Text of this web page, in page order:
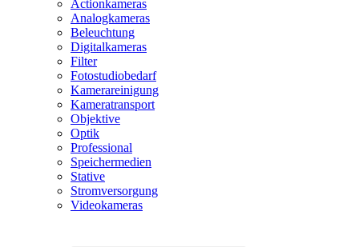
Actionkameras
Analogkameras
Beleuchtung
Digitalkameras
Filter
Fotostudiobedarf
Kamerareinigung
Kameratransport
Objektive
Optik
Professional
Speichermedien
Stative
Stromversorgung
Videokameras